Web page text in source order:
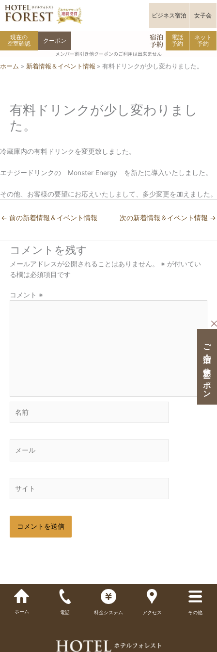
内
容
プ
ビジネス宿泊 女子会
現在の
空室確認
クーポン 宿泊
予約
電話
予約
ネット
予約
メンバー割引き他クーポンのご利用は出来ません
ホーム
新着情報＆イベント情報 有料ドリンクが少し変わりました。
有料ドリンクが少し変わりまし
た。
冷蔵庫内の有料ドリンクを変更致しました。
エナジードリンクの Monster Energy を新たに導入いたしました。
その他、お客様の要望にお応えいたしまして、多少変更を加えました。
← 前の新着情報＆イベント情報 次の新着情報＆イベント情報 →
コメントを残す
メールアドレスが公開されることはありません。 ※ が付いてい
る欄は必須項目です
コメント ※
ー
ホーム 電話 料金システム アクセス その他
ご宿泊・ご休憩クーポン